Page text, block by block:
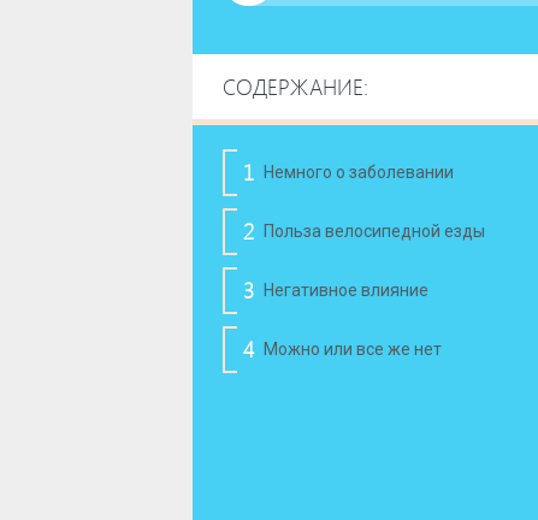
СОДЕРЖАНИЕ:
Немного о заболевании
Польза велосипедной езды
Негативное влияние
Можно или все же нет